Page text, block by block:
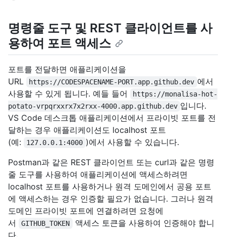
명령줄 도구 및 REST 클라이언트를 사
용하여 포트 액세스
포트를 전달하면 애플리케이션을
URL
https://CODESPACENAME-PORT.app.github.dev 에서
사용할 수 있게 됩니다. 예들 들어
https://monalisa-hot-
potato-vrpqrxxrx7x2rxx-4000.app.github.dev 입니다.
VS Code 데스크톱 애플리케이션에서 프라이빗 포트를 전
달하는 경우 애플리케이션도 localhost 포트
(예:
127.0.0.1:4000 )에서 사용할 수 있습니다.
Postman과 같은 REST 클라이언트 또는 curl과 같은 명령
줄 도구를 사용하여 애플리케이션에 액세스하려면
localhost 포트를 사용하거나 원격 도메인에서 공용 포트
에 액세스하는 경우 인증할 필요가 없습니다. 그러나 원격
도메인 프라이빗 포트에 연결하려면 요청에
서
GITHUB_TOKEN
액세스 토큰을 사용하여 인증해야 합니
다.